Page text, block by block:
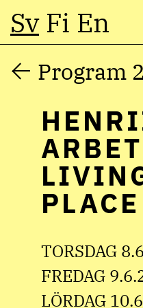
Hoppa
innehåll
Sv Fi En
Program
PLACE
TORSDAG
FREDAG
LÖRDAG